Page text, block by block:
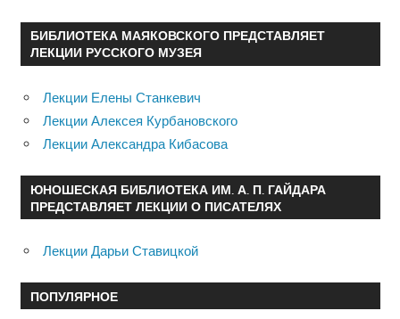
БИБЛИОТЕКА МАЯКОВСКОГО ПРЕДСТАВЛЯЕТ
ЛЕКЦИИ РУССКОГО МУЗЕЯ
Лекции Елены Станкевич
Лекции Алексея Курбановского
Лекции Александра Кибасова
ЮНОШЕСКАЯ БИБЛИОТЕКА ИМ. А. П. ГАЙДАРА
ПРЕДСТАВЛЯЕТ ЛЕКЦИИ О ПИСАТЕЛЯХ
Лекции Дарьи Ставицкой
ПОПУЛЯРНОЕ